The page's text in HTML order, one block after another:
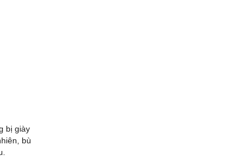
bị giày
bù